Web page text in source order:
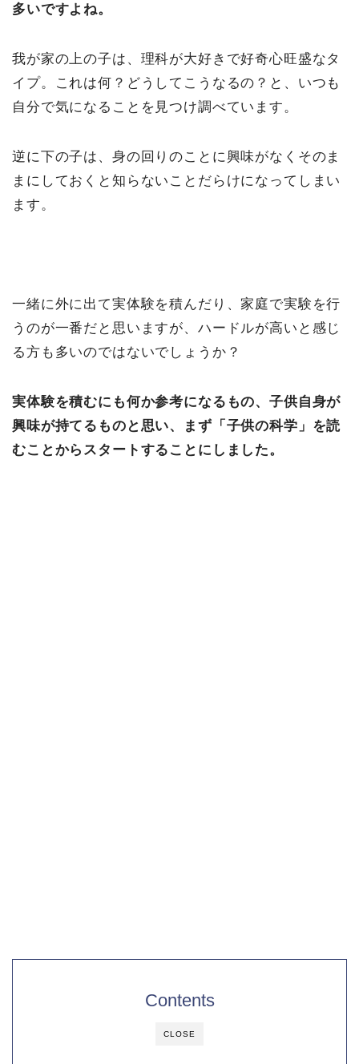
多いですよね。
我が家の上の子は、理科が大好きで好奇心旺盛なタ
イプ。これは何？どうしてこうなるの？と、いつも
自分で気になることを見つけ調べています。
逆に下の子は、身の回りのことに興味がなくそのま
まにしておくと知らないことだらけになってしまい
ます。
一緒に外に出て実体験を積んだり、家庭で実験を行
うのが一番だと思いますが、ハードルが高いと感じ
る方も多いのではないでしょうか？
実体験を積むにも何か参考になるもの、子供自身が
興味が持てるものと思い、まず「子供の科学」を読
むことからスタートすることにしました。
CLOSE
Contents